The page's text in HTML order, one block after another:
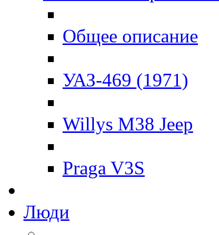
Общее описание
УАЗ-469 (1971)
Willys M38 Jeep
Praga V3S
Люди